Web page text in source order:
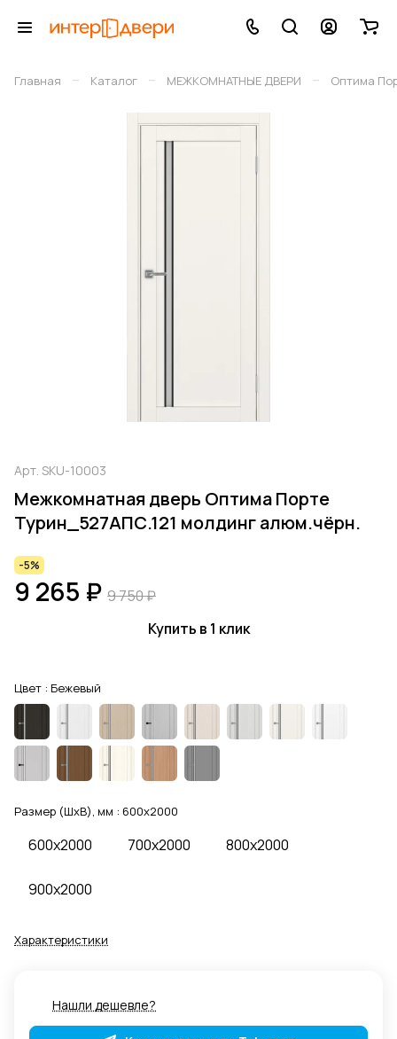
Главная – Каталог – МЕЖКОМНАТНЫЕ ДВЕРИ – Оптима
Арт. SKU-10003
Межкомнатная дверь Оптима Порте
Турин_527АПС.121 молдинг алюм.чёрн.
-5%
9 265 ₽ 9 750 ₽
Купить в 1 клик
Цвет : Бежевый
Размер (ШхВ), мм : 600x2000
600x2000 700x2000 800x2000
900x2000
Характеристики
Нашли дешевле?